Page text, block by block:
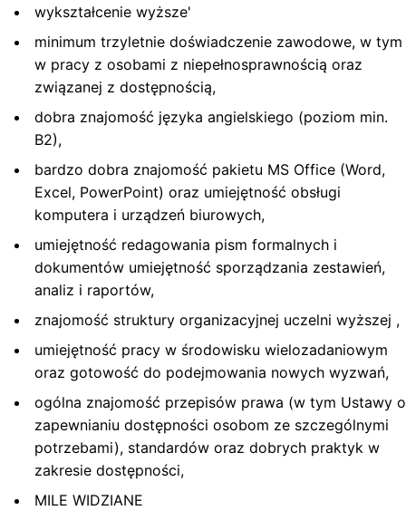
wykształcenie wyższe'
minimum trzyletnie doświadczenie zawodowe, w tym
w pracy z osobami z niepełnosprawnością oraz
związanej z dostępnością,
dobra znajomość języka angielskiego (poziom min.
B2),
bardzo dobra znajomość pakietu MS Office (Word,
Excel, PowerPoint) oraz umiejętność obsługi
komputera i urządzeń biurowych,
umiejętność redagowania pism formalnych i
dokumentów umiejętność sporządzania zestawień,
analiz i raportów,
znajomość struktury organizacyjnej uczelni wyższej ,
umiejętność pracy w środowisku wielozadaniowym
oraz gotowość do podejmowania nowych wyzwań,
ogólna znajomość przepisów prawa (w tym Ustawy o
zapewnianiu dostępności osobom ze szczególnymi
potrzebami), standardów oraz dobrych praktyk w
zakresie dostępności,
MILE WIDZIANE